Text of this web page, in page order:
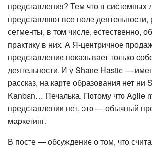
представления? Тем что в системных
представляют все поле деятельности,
сегменты, в том числе, естественно,
практику в них. А Я-центричное
представление показывает только
деятельности. И у Shane Hastie —
рассказ, на карте образования нет ни
Kanban… Печалька. Потому что Agile
представлении нет, это — обычный
маркетинг.
В посте — обсуждение о том, что